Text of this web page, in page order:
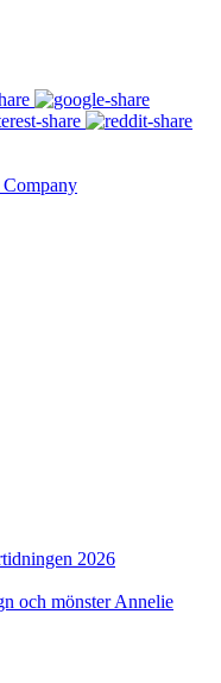
2026
och mönster Annelie